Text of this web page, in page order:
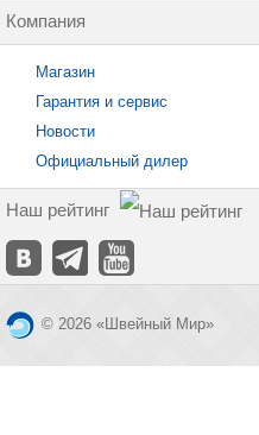
Компания
Магазин
Гарантия и сервис
Новости
Официальный дилер
Наш рейтинг
© 2026 «Швейный Мир»